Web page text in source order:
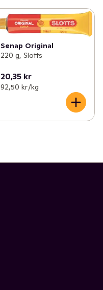
Senap Original
220 g, Slotts
20,35 kr
92,50 kr /kg